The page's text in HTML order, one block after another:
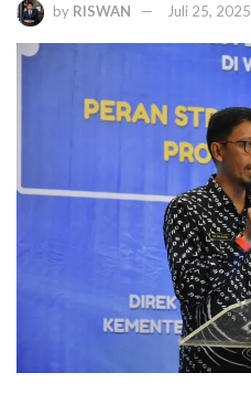
by RISWAN Juli 25, 2025